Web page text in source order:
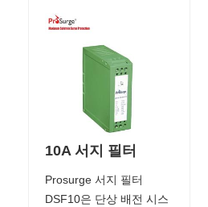
10A 서지 필터
Prosurge 서지 필터
DSF10은 단상 배전 시스